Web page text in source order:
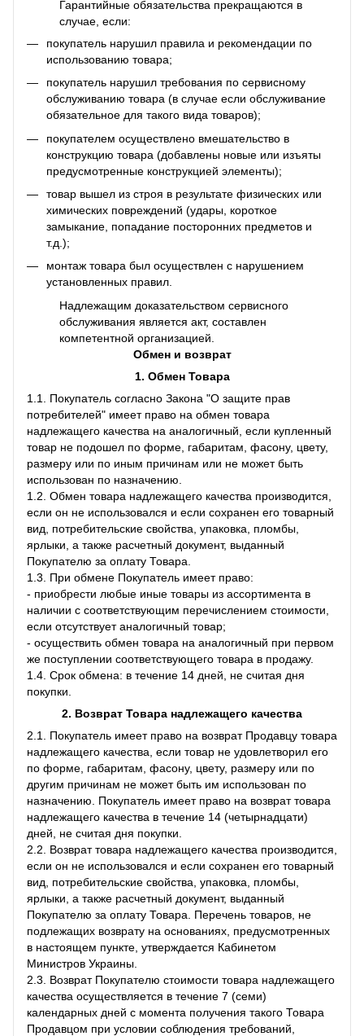
Гарантийные обязательства прекращаются в
случае, если:
покупатель нарушил правила и рекомендации по
использованию товара;
покупатель нарушил требования по сервисному
обслуживанию товара (в случае если обслуживание
обязательное для такого вида товаров);
покупателем осуществлено вмешательство в
конструкцию товара (добавлены новые или изъяты
предусмотренные конструкцией элементы);
товар вышел из строя в результате физических или
химических повреждений (удары, короткое
замыкание, попадание посторонних предметов и
т.д.);
монтаж товара был осуществлен с нарушением
установленных правил.
Надлежащим доказательством сервисного
обслуживания является акт, составлен
компетентной организацией.
Обмен и возврат
1. Обмен Товара
1.1. Покупатель согласно Закона "О защите прав
потребителей" имеет право на обмен товара
надлежащего качества на аналогичный, если купленный
товар не подошел по форме, габаритам, фасону, цвету,
размеру или по иным причинам или не может быть
использован по назначению.
1.2. Обмен товара надлежащего качества производится,
если он не использовался и если сохранен его товарный
вид, потребительские свойства, упаковка, пломбы,
ярлыки, а также расчетный документ, выданный
Покупателю за оплату Товара.
1.3. При обмене Покупатель имеет право:
- приобрести любые иные товары из ассортимента в
наличии с соответствующим перечислением стоимости,
если отсутствует аналогичный товар;
- осуществить обмен товара на аналогичный при первом
же поступлении соответствующего товара в продажу.
1.4. Срок обмена: в течение 14 дней, не считая дня
покупки.
2. Возврат Товара надлежащего качества
2.1. Покупатель имеет право на возврат Продавцу товара
надлежащего качества, если товар не удовлетворил его
по форме, габаритам, фасону, цвету, размеру или по
другим причинам не может быть им использован по
назначению. Покупатель имеет право на возврат товара
надлежащего качества в течение 14 (четырнадцати)
дней, не считая дня покупки.
2.2. Возврат товара надлежащего качества производится,
если он не использовался и если сохранен его товарный
вид, потребительские свойства, упаковка, пломбы,
ярлыки, а также расчетный документ, выданный
Покупателю за оплату Товара. Перечень товаров, не
подлежащих возврату на основаниях, предусмотренных
в настоящем пункте, утверждается Кабинетом
Министров Украины.
2.3. Возврат Покупателю стоимости товара надлежащего
качества осуществляется в течение 7 (семи)
календарных дней с момента получения такого Товара
Продавцом при условии соблюдения требований,